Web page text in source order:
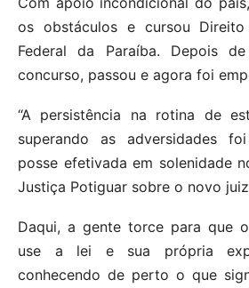
os obstáculos e cursou Direito
Federal da Paraíba. Depois
concurso, passou e agora foi
“A persistência na rotina de
superando as adversidades
posse efetivada em solenidade
Justiça Potiguar sobre o novo
Daqui, a gente torce para que
use a lei e sua própria
conhecendo de perto o que